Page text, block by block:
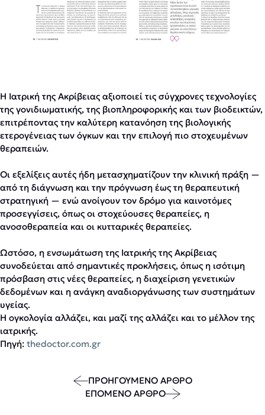
Η Ιατρική της Ακρίβειας αξιοποιεί τις σύγχρονες τεχνολογίες
της γονιδιωματικής, της βιοπληροφορικής και των βιοδεικτών,
επιτρέποντας την καλύτερη κατανόηση της βιολογικής
ετερογένειας των όγκων και την επιλογή πιο στοχευμένων
θεραπειών.
Οι εξελίξεις αυτές ήδη μετασχηματίζουν την κλινική πράξη —
από τη διάγνωση και την πρόγνωση έως τη θεραπευτική
στρατηγική — ενώ ανοίγουν τον δρόμο για καινοτόμες
προσεγγίσεις, όπως οι στοχεύουσες θεραπείες, η
ανοσοθεραπεία και οι κυτταρικές θεραπείες.
Ωστόσο, η ενσωμάτωση της Ιατρικής της Ακρίβειας
συνοδεύεται από σημαντικές προκλήσεις, όπως η ισότιμη
πρόσβαση στις νέες θεραπείες, η διαχείριση γενετικών
δεδομένων και η ανάγκη αναδιοργάνωσης των συστημάτων
υγείας.
Η ογκολογία αλλάζει, και μαζί της αλλάζει και το μέλλον της
ιατρικής.
Πηγή: thedoctor.com.gr
ΠΡΟΗΓΟΥΜΕΝΟ ΑΡΘΡΟ
ΕΠΟΜΕΝΟ ΑΡΘΡΟ